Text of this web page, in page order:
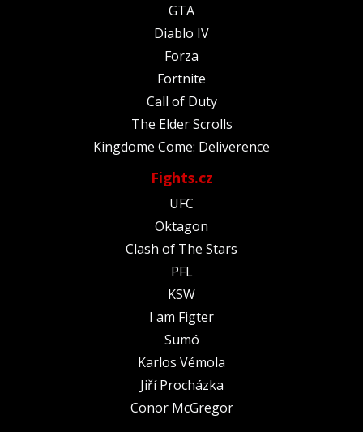
GTA
Diablo IV
Forza
Fortnite
Call of Duty
The Elder Scrolls
Kingdome Come: Deliverence
Fights.cz
UFC
Oktagon
Clash of The Stars
PFL
KSW
I am Figter
Sumó
Karlos Vémola
Jiří Procházka
Conor McGregor